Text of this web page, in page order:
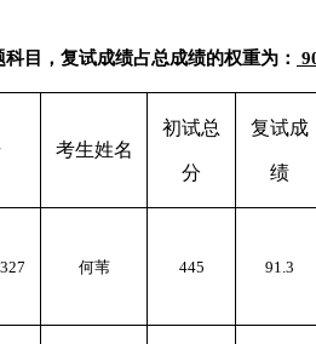
目，复试成绩占总成绩的权重为：
考生姓名
初试总
分
复试成
绩
何苇 445 91.3